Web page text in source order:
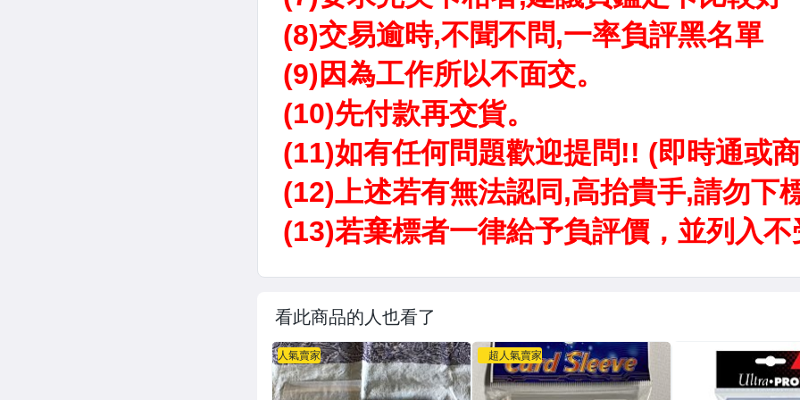
看此商品的人也看了
人氣賣家 超人氣賣家